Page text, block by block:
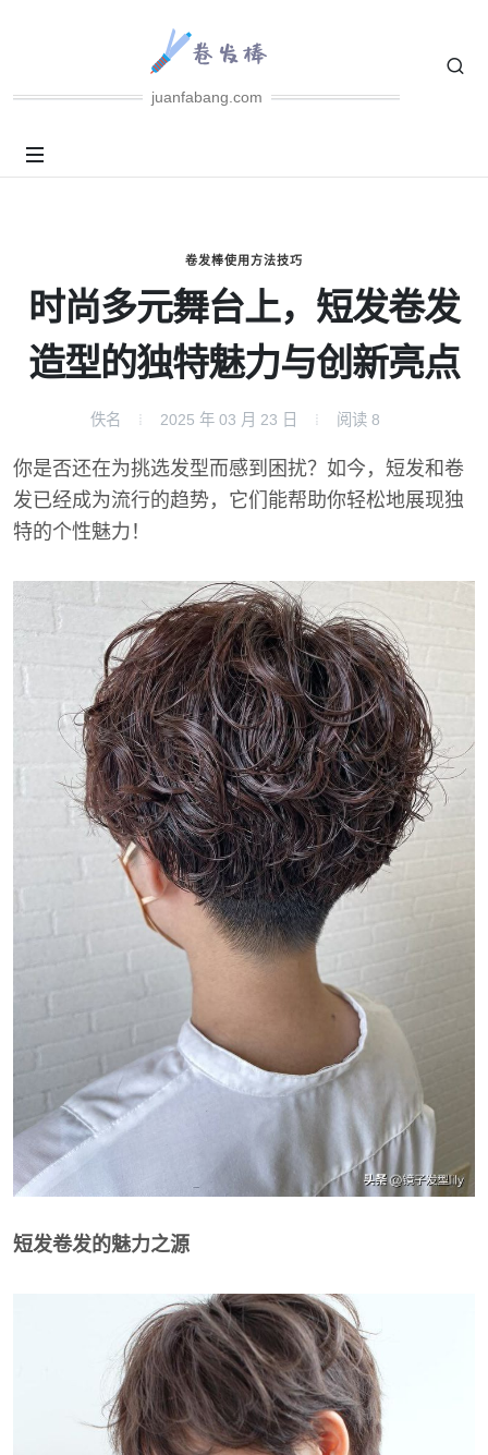
juanfabang.com
卷发棒使用方法技巧
时尚多元舞台上，短发卷发
造型的独特魅力与创新亮点
佚名 2025 年 03 月 23 日 阅读 8
你是否还在为挑选发型而感到困扰？如今，短发和卷
发已经成为流行的趋势，它们能帮助你轻松地展现独
特的个性魅力！
短发卷发的魅力之源